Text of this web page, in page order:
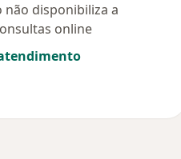
não disponibiliza a
online